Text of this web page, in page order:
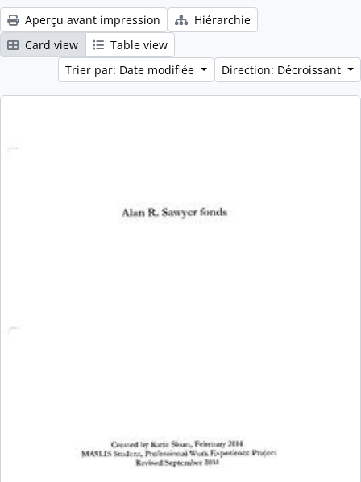
Aperçu avant impression
Hiérarchie
Card view
Table view
Trier par: Date modifiée
Direction: Décroissant